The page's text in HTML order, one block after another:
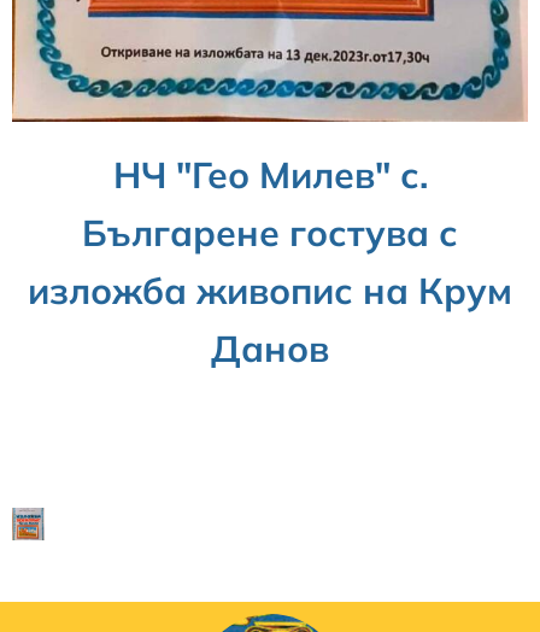
НЧ "Гео Милев" с.
Българене гостува с
изложба живопис на Крум
Данов